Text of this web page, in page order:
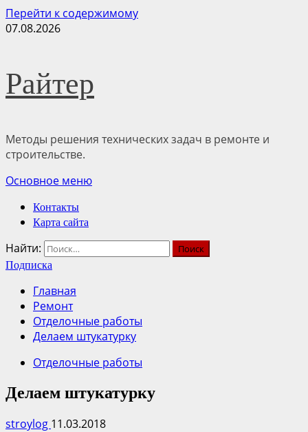
Перейти к содержимому
07.08.2026
Райтер
Методы решения технических задач в ремонте и
строительстве.
Основное меню
Контакты
Карта сайта
Найти:
Подписка
Главная
Ремонт
Отделочные работы
Делаем штукатурку
Отделочные работы
Делаем штукатурку
stroylog 11.03.2018